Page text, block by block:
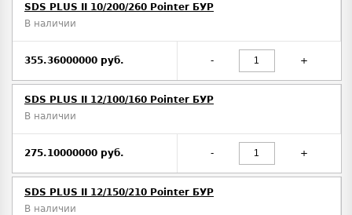
SDS PLUS II 10/200/260 Pointer БУР
В наличии
355.36000000 руб. - +
SDS PLUS II 12/100/160 Pointer БУР
В наличии
275.10000000 руб. - +
SDS PLUS II 12/150/210 Pointer БУР
В наличии